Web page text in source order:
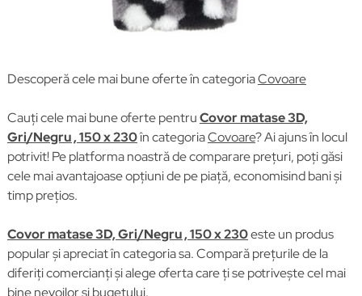
Descoperă cele mai bune oferte în categoriaCovoare
Cauți cele mai bune oferte pentruCovor matase 3D,
Gri/Negru , 150 x 230în categoriaCovoare? Ai ajuns în locul
potrivit! Pe platforma noastră de comparare prețuri, poți găsi
cele mai avantajoase opțiuni de pe piață, economisind bani și
timp prețios.
Covor matase 3D, Gri/Negru , 150 x 230este un produs
popular și apreciat în categoria sa. Compară prețurile de la
diferiți comercianți și alege oferta care ți se potrivește cel mai
bine nevoilor și bugetului.